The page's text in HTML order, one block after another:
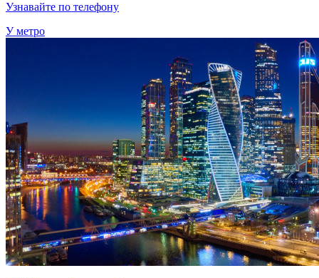
Узнавайте по телефону
У метро